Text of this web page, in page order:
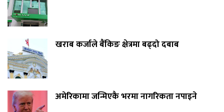
खराब कर्जाले बैंकिङ क्षेत्रमा बढ्दो दबाब
अमेरिकामा जन्मिएकै भरमा नागरिकता नपाइने